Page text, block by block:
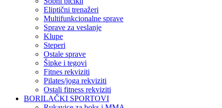
Eliptični trenažeri
Multifunkcionalne sprave
Sprave za veslanje
Klupe
Steperi
Ostale sprave
Šipke i tegovi
Fitnes rekviziti
Pilates/joga rekviziti
Ostali fitness rekviziti
BORILAČKI SPORTOVI